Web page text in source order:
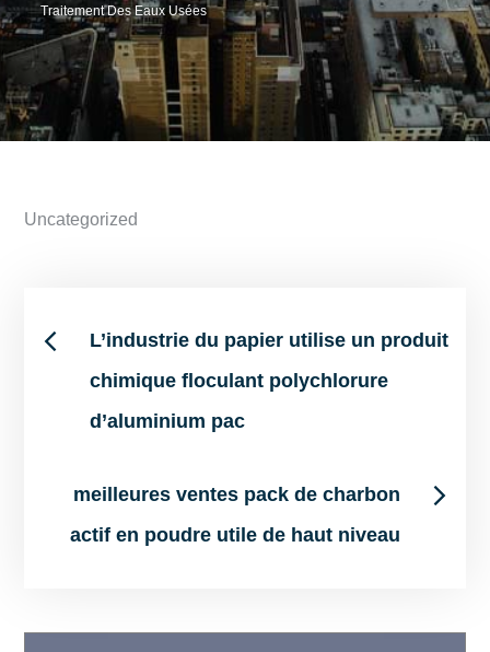
Traitement Des Eaux Usées
Uncategorized
Post
navigation
L’industrie du papier utilise un produit
chimique floculant polychlorure
d’aluminium pac
meilleures ventes pack de charbon
actif en poudre utile de haut niveau